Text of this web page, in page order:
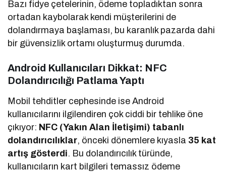
Bazı fidye çetelerinin, ödeme topladıktan sonra
ortadan kaybolarak kendi müşterilerini de
dolandırmaya başlaması, bu karanlık pazarda dahi
bir güvensizlik ortamı oluşturmuş durumda.
Android Kullanıcıları Dikkat: NFC
Dolandırıcılığı Patlama Yaptı
Mobil tehditler cephesinde ise Android
kullanıcılarını ilgilendiren çok ciddi bir tehlike öne
çıkıyor: NFC (Yakın Alan İletişimi) tabanlı
dolandırıcılıklar, önceki dönemlere kıyasla 35 kat
artış gösterdi. Bu dolandırıcılık türünde,
kullanıcıların kart bilgileri temassız ödeme